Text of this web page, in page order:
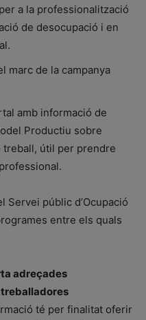
per a la professionalització
de desocupació i en
marc de la campanya
amb informació de
Productiu sobre
treball, útil per prendre
Servei públic d’Ocupació
entre els quals
adreçades
té per finalitat oferir